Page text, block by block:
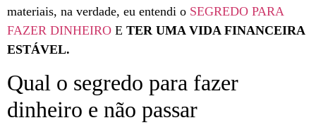
materiais, na verdade, eu entendi o SEGREDO PARA
FAZER DINHEIRO E TER UMA VIDA FINANCEIRA
ESTÁVEL.
Qual o segredo para fazer
dinheiro e não passar